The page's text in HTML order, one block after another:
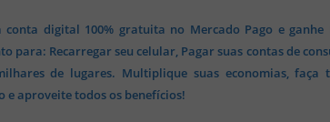
conta digital 100% gratuita no Mercado Pago e ganhe
para: Recarregar seu celular, Pagar suas contas de
de lugares. Multiplique suas economias, faça
e aproveite todos os benefícios!